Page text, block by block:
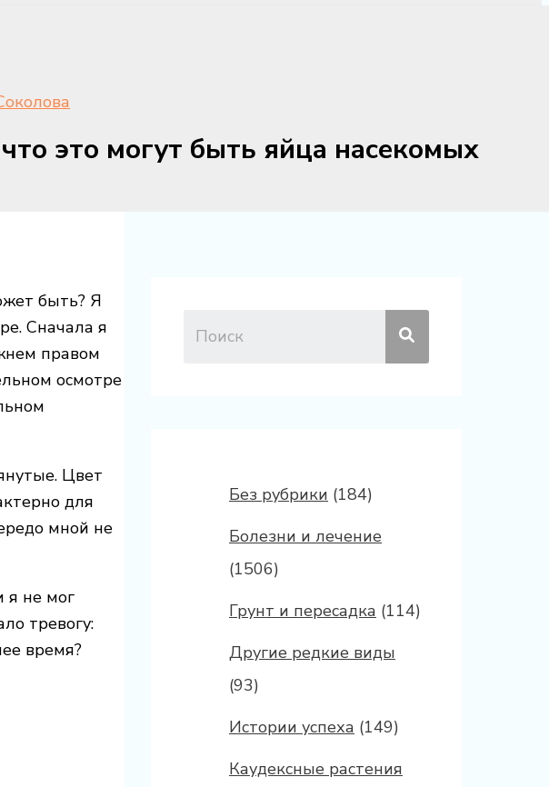
это могут быть яйца насекомых
быть? Я
Сначала я
правом
осмотре
Цвет
для
мной не
я не мог
тревогу:
время?
Без рубрики (184)
Болезни и лечение
(1506)
Грунт и пересадка (114)
Другие редкие виды
(93)
Истории успеха (149)
Каудексные растения